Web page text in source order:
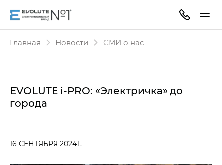
Главная Новости СМИ о нас
EVOLUTE i‑PRO: «Электричка» до
города
16 СЕНТЯБРЯ 2024 Г.